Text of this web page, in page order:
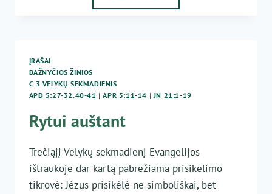
ĮRAŠAI
BAŽNYČIOS ŽINIOS
C 3 VELYKŲ SEKMADIENIS
APD 5:27-32.40-41 |APR 5:11-14 |JN 21:1-19
Rytui auštant
Trečiąjį Velykų sekmadienį Evangelijos
ištraukoje dar kartą pabrėžiama prisikėlimo
tikrovė: Jėzus prisikėlė ne simboliškai, bet